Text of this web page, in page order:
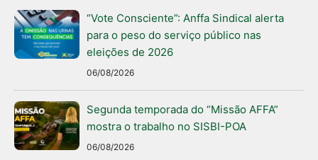
“Vote Consciente”: Anffa Sindical alerta
para o peso do serviço público nas
eleições de 2026
06/08/2026
Segunda temporada do “Missão AFFA”
mostra o trabalho no SISBI-POA
06/08/2026